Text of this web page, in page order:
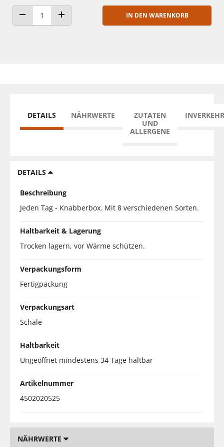
ANZAHL VERRINGERNANZAHL ERHÖHEN
IN DEN WARENKORB
DETAILS NÄHRWERTE
ZUTATEN
UND
ALLERGENE
DETAILS
Beschreibung
Jeden Tag - Knabberbox. Mit 8 verschiedenen Sorten.
Haltbarkeit & Lagerung
Trocken lagern, vor Wärme schützen.
Verpackungsform
Fertigpackung
Verpackungsart
Schale
Haltbarkeit
Ungeöffnet mindestens 34 Tage haltbar
Artikelnummer
4502020525
NÄHRWERTE